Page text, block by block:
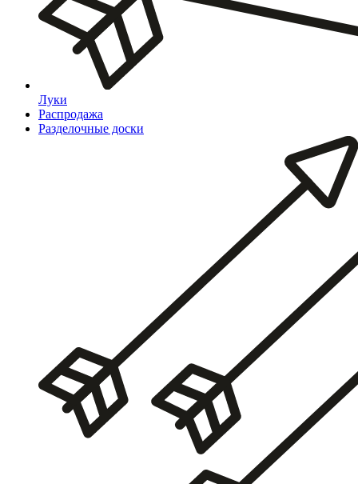
Луки
Распродажа
Разделочные доски